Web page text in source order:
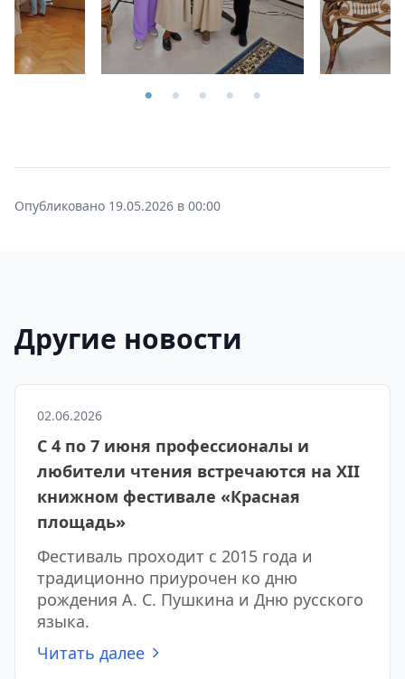
Опубликовано 19.05.2026 в 00:00
Другие новости
02.06.2026
С 4 по 7 июня профессионалы и
любители чтения встречаются на XII
книжном фестивале «Красная
площадь»
Фестиваль проходит с 2015 года и
традиционно приурочен ко дню
рождения А. С. Пушкина и Дню русского
языка.
Читать далее